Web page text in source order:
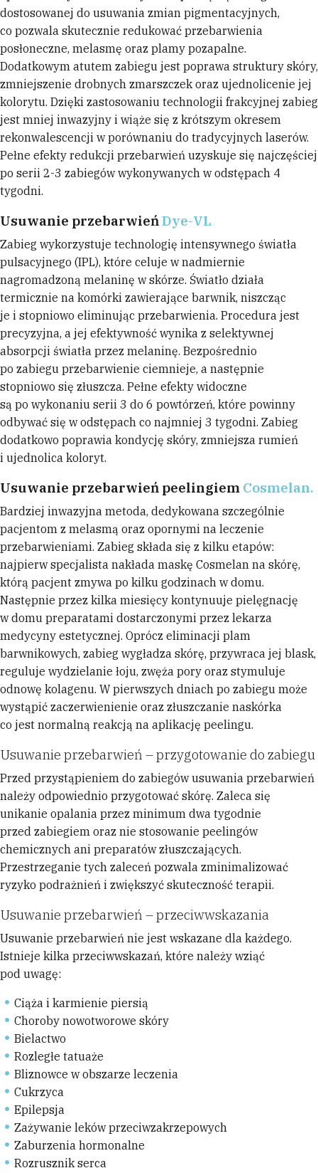
dostosowanej do usuwania zmian pigmentacyjnych,
co pozwala skutecznie redukować przebarwienia
posłoneczne, melasmę oraz plamy pozapalne.
Dodatkowym atutem zabiegu jest poprawa struktury skóry,
zmniejszenie drobnych zmarszczek oraz ujednolicenie jej
kolorytu. Dzięki zastosowaniu technologii frakcyjnej zabieg
jest mniej inwazyjny i wiąże się z krótszym okresem
rekonwalescencji w porównaniu do tradycyjnych laserów.
Pełne efekty redukcji przebarwień uzyskuje się najczęściej
po serii 2-3 zabiegów wykonywanych w odstępach 4
tygodni.
Usuwanie przebarwieńDye-VL
Zabieg wykorzystuje technologię intensywnego światła
pulsacyjnego (IPL), które celuje w nadmiernie
nagromadzoną melaninę w skórze. Światło działa
termicznie na komórki zawierające barwnik, niszcząc
je i stopniowo eliminując przebarwienia. Procedura jest
precyzyjna, a jej efektywność wynika z selektywnej
absorpcji światła przez melaninę. Bezpośrednio
po zabiegu przebarwienie ciemnieje, a następnie
stopniowo się złuszcza. Pełne efekty widoczne
są po wykonaniu serii 3 do 6 powtórzeń, które powinny
odbywać się w odstępach co najmniej 3 tygodni. Zabieg
dodatkowo poprawia kondycję skóry, zmniejsza rumień
i ujednolica koloryt.
Usuwanie przebarwień peelingiem Cosmelan.
Bardziej inwazyjna metoda, dedykowana szczególnie
pacjentom z melasmą oraz opornymi na leczenie
przebarwieniami. Zabieg składa się z kilku etapów:
najpierw specjalista nakłada maskę Cosmelan na skórę,
którą pacjent zmywa po kilku godzinach w domu.
Następnie przez kilka miesięcy kontynuuje pielęgnację
w domu preparatami dostarczonymi przez lekarza
medycyny estetycznej. Oprócz eliminacji plam
barwnikowych, zabieg wygładza skórę, przywraca jej blask,
reguluje wydzielanie łoju, zwęża pory oraz stymuluje
odnowę kolagenu. W pierwszych dniach po zabiegu może
wystąpić zaczerwienienie oraz złuszczanie naskórka
co jest normalną reakcją na aplikację peelingu.
Usuwanie przebarwień – przygotowanie do zabiegu
Przed przystąpieniem do zabiegów usuwania przebarwień
należy odpowiednio przygotować skórę. Zaleca się
unikanie opalania przez minimum dwa tygodnie
przed zabiegiem oraz nie stosowanie peelingów
chemicznych ani preparatów złuszczających.
Przestrzeganie tych zaleceń pozwala zminimalizować
ryzyko podrażnień i zwiększyć skuteczność terapii.
Usuwanie przebarwień – przeciwwskazania
Usuwanie przebarwień nie jest wskazane dla każdego.
Istnieje kilka przeciwwskazań, które należy wziąć
pod uwagę:
Ciąża i karmienie piersią
Choroby nowotworowe skóry
Bielactwo
Rozległe tatuaże
Bliznowce w obszarze leczenia
Cukrzyca
Epilepsja
Zażywanie leków przeciwzakrzepowych
Zaburzenia hormonalne
Rozrusznik serca